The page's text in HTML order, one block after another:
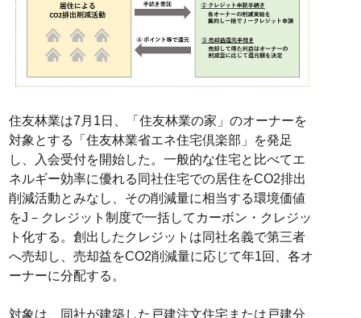
住友林業は7月1日、「住友林業の家」のオーナーを
対象とする「住友林業省エネ住宅倶楽部」を発足
し、入会受付を開始した。一般的な住宅と比べてエ
ネルギー効率に優れる同社住宅での居住をCO2排出
削減活動とみなし、その削減量に相当する環境価値
をJ－クレジット制度で一括してカーボン・クレジッ
ト化する。創出したクレジットは同社名義で第三者
へ売却し、売却益をCO2削減量に応じて年1回、各オ
ーナーに分配する。
対象は、同社が建築した戸建注文住宅または戸建分